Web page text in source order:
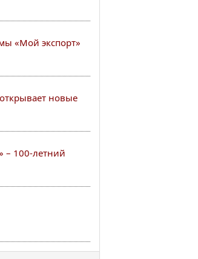
«Мой экспорт»
новые
– 100-летний